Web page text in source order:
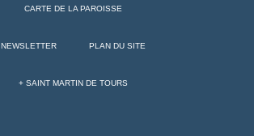
CARTE DE LA PAROISSE
NEWSLETTER PLAN DU SITE
+ SAINT MARTIN DE TOURS